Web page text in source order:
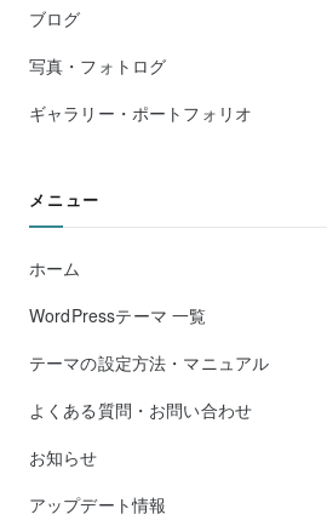
ブログ
写真・フォトログ
ギャラリー・ポートフォリオ
メニュー
ホーム
WordPressテーマ 一覧
テーマの設定方法・マニュアル
よくある質問・お問い合わせ
お知らせ
アップデート情報